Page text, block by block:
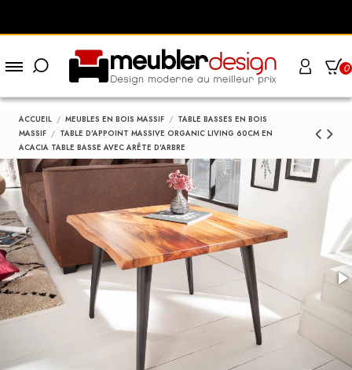
0
ACCUEIL MEUBLES EN BOIS MASSIF
TABLE BASSES EN BOIS
MASSIF
TABLE D'APPOINT MASSIVE ORGANIC LIVING 60CM EN
ACACIA TABLE BASSE AVEC ARÊTE D'ARBRE